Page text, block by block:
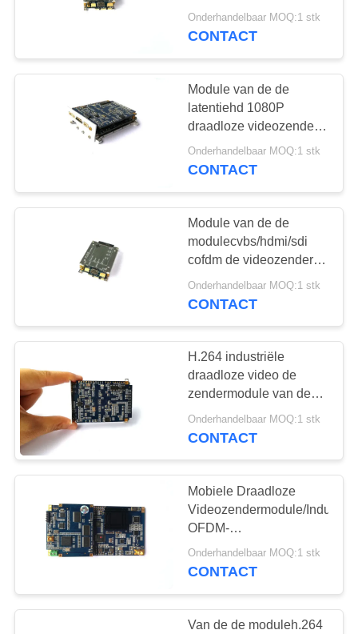
CONTACT
MET
EEN
OFFERTE
SITEMAP
PRIVACYBELEID
Video
videozendermodule
Onderhandelbaar MOQ:1 stk
CONTACT
Module van de de
latentiehd 1080P
draadloze videozender
van de lange afstand
cofdm module de lage
Onderhandelbaar MOQ:1 stk
CONTACT
Module van de de
modulecvbs/hdmi/sdi
cofdm de videozender
van de H.265
industrieel-Rang
Onderhandelbaar MOQ:1 stk
CONTACT
H.264 industriële
draadloze video de
zendermodule van de
rang cofdm module
HDMI
Onderhandelbaar MOQ:1 stk
CONTACT
Mobiele Draadloze
Videozendermodule/
OFDM-
Ontvangersmodule
Onderhandelbaar MOQ:1 stk
CONTACT
Van de de moduleh.264